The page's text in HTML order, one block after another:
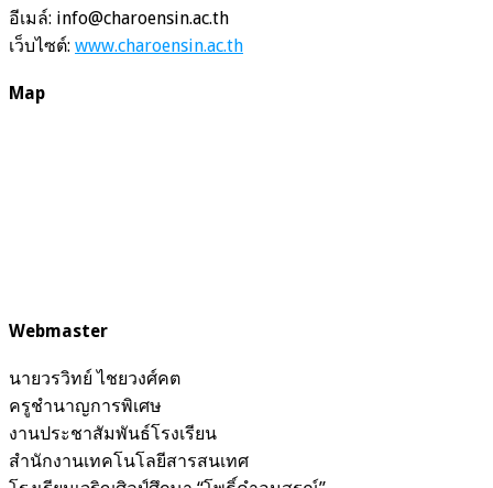
อีเมล์: info@charoensin.ac.th
เว็บไซต์: www.charoensin.ac.th
Map
Webmaster
นายวรวิทย์ ไชยวงศ์คต
ครูชำนาญการพิเศษ
งานประชาสัมพันธ์โรงเรียน
สำนักงานเทคโนโลยีสารสนเทศ